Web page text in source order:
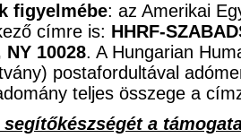
figyelmébe: az Amerikai
címre is: HHRF-
10028. A Hungarian
postafordultával
teljes összege a
a